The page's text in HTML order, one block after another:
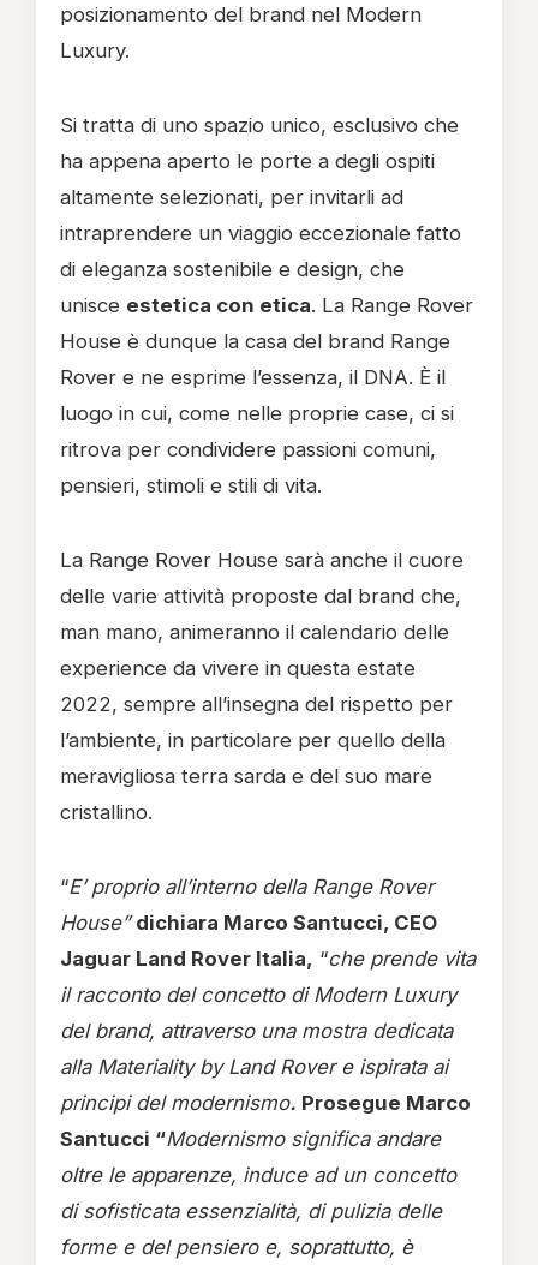
posizionamento del brand nel Modern
Luxury.
Si tratta di uno spazio unico, esclusivo che
ha appena aperto le porte a degli ospiti
altamente selezionati, per invitarli ad
intraprendere un viaggio eccezionale fatto
di eleganza sostenibile e design, che
unisce estetica con etica. La Range Rover
House è dunque la casa del brand Range
Rover e ne esprime l’essenza, il DNA. È il
luogo in cui, come nelle proprie case, ci si
ritrova per condividere passioni comuni,
pensieri, stimoli e stili di vita.
La Range Rover House sarà anche il cuore
delle varie attività proposte dal brand che,
man mano, animeranno il calendario delle
experience da vivere in questa estate
2022, sempre all’insegna del rispetto per
l’ambiente, in particolare per quello della
meravigliosa terra sarda e del suo mare
cristallino.
“E’ proprio all’interno della Range Rover
House” dichiara Marco Santucci, CEO
Jaguar Land Rover Italia, “che prende vita
il racconto del concetto di Modern Luxury
del brand, attraverso una mostra dedicata
alla Materiality by Land Rover e ispirata ai
principi del modernismo. Prosegue Marco
Santucci “Modernismo significa andare
oltre le apparenze, induce ad un concetto
di sofisticata essenzialità, di pulizia delle
forme e del pensiero e, soprattutto, è